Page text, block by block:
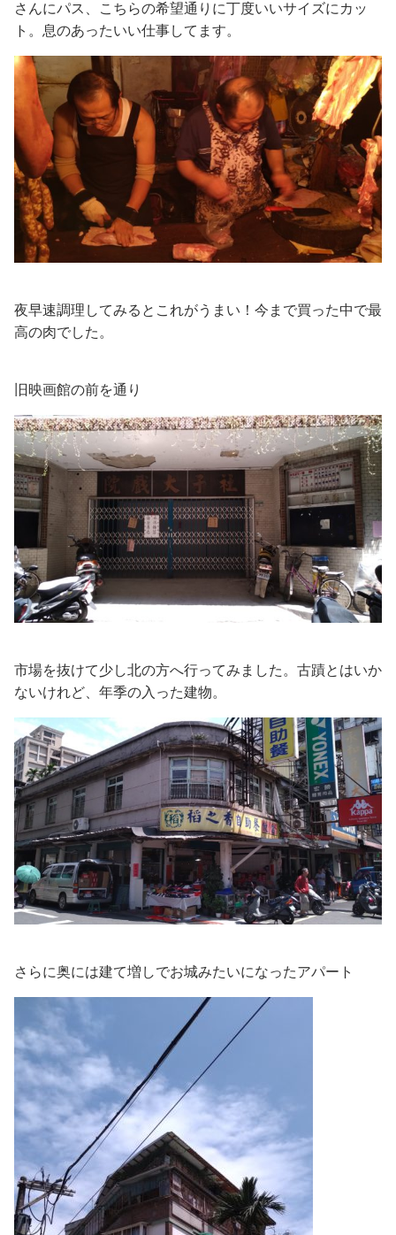
さんにパス、こちらの希望通りに丁度いいサイズにカッ
ト。息のあったいい仕事してます。
夜早速調理してみるとこれがうまい！今まで買った中で最
高の肉でした。
旧映画館の前を通り
市場を抜けて少し北の方へ行ってみました。古蹟とはいか
ないけれど、年季の入った建物。
さらに奥には建て増しでお城みたいになったアパート